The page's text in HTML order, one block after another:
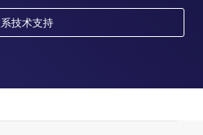
技术支持